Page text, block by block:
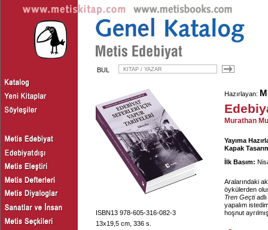
BUL
ISBN13 978-605-316-082-3
13x19,5 cm, 336 s.
Hazırlayan:
Murathan
Yayıma
Kapak
İlk Basım:
Aralarındaki
öykülerden
Tren Geçti
yapalım
hoşnut